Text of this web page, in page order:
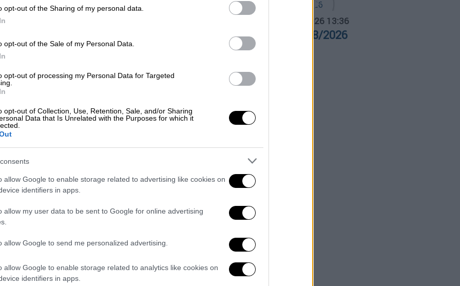
opt-out of the Sharing of my personal data.
opt-out of the Sale of my Personal Data.
opt-out of processing my Personal Data for Targeted
opt-out of Collection, Use, Retention, Sale, and/or Sharing
Data that Is Unrelated with the Purposes for which it
allow Google to enable storage related to advertising like cookies on
identifiers in apps.
allow my user data to be sent to Google for online advertising
allow Google to send me personalized advertising.
allow Google to enable storage related to analytics like cookies on
identifiers in apps.
Travel|19.08.2025 06:00
διακοπές
περιπέτεια και νέες γνωριμίες,
υπάρχουν προορισμοί σε όλο τον
σόλο ταξιδιώτες
Travel| 08.08.2025 06:00
Η Άνδρος στην κορυφή των
ταξιδιώτες
Έντονη και αυξανόμενη τάση για
στροφή σε νέους ποιοτικούς
05.08.2026 13:36
Ώρα Ελλάδος 05/08/2026